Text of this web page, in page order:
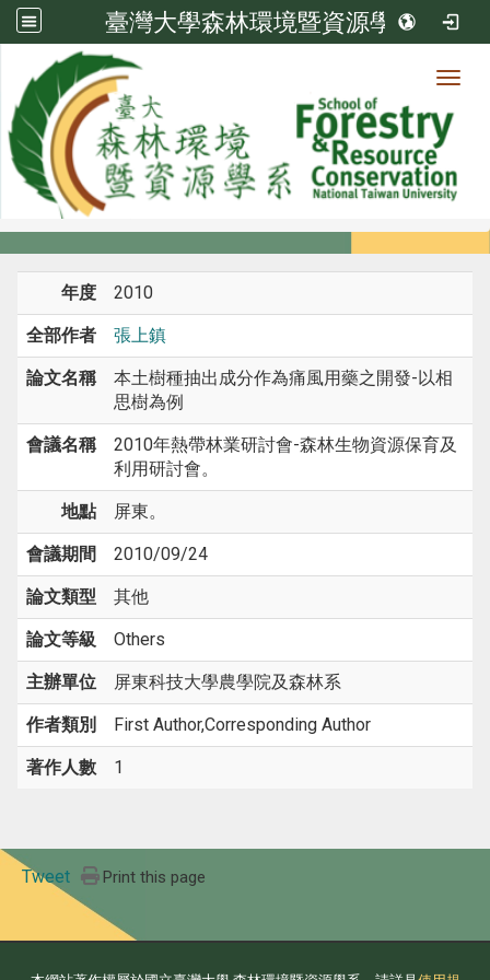
臺灣大學森林環境暨資源學系
系所成員
系所成員
年度 2010
全部作者 張上鎮
論文名稱
本土樹種抽出成分作為痛風用藥之開發-以相
思樹為例
會議名稱
2010年熱帶林業研討會-森林生物資源保育及
利用研討會。
地點 屏東。
會議期間 2010/09/24
論文類型 其他
論文等級 Others
主辦單位 屏東科技大學農學院及森林系
作者類別 First Author,Corresponding Author
著作人數 1
Tweet Print this page